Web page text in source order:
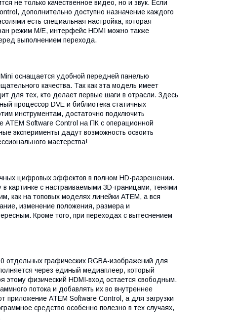
не только качественное видео, но и звук. Если
дополнительно доступно назначение каждого
есть специальная настройка, которая
режим M/E, интерфейс HDMI можно также
выполнением перехода.
оснащается удобной передней панелью
качества. Так как эта модель имеет
для тех, кто делает первые шаги в отрасли. Здесь
процессор DVE и библиотека статичных
инструментам, достаточно подключить
ATEM Software Control на ПК с операционной
эксперименты дадут возможность освоить
мастерства!
цифровых эффектов в полном HD-разрешении.
картинке с настраиваемыми 3D-границами, тенями
как на топовых моделях линейки ATEM, а вся
изменение положения, размера и
Кроме того, при переходах с вытеснением
отдельных графических RGBA-изображений для
через единый медиаплеер, который
этому физический HDMI-вход остается свободным.
потока и добавлять их во внутреннее
ATEM Software Control, а для загрузки
средство особенно полезно в тех случаях,